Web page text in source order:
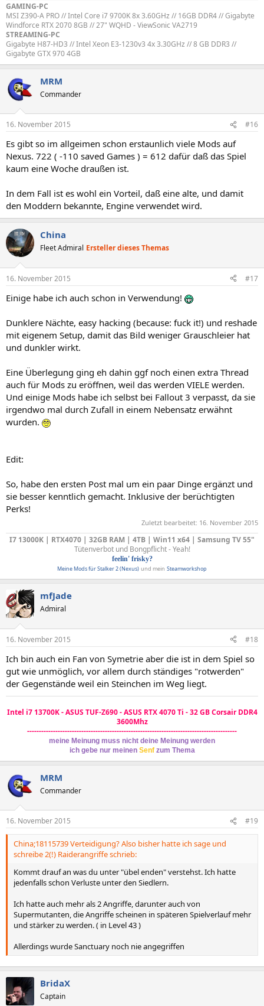
GAMING-PC
MSI Z390-A PRO // Intel Core i7 9700K 8x 3.60GHz // 16GB DDR4 // Gigabyte
Windforce RTX 2070 8GB // 27" WQHD - ViewSonic VA2719
STREAMING-PC
Gigabyte H87-HD3 // Intel Xeon E3-1230v3 4x 3.30GHz // 8 GB DDR3 //
Gigabyte GTX 970 4GB
MRM
Commander
16. November 2015 #16
Es gibt so im allgeimen schon erstaunlich viele Mods auf
Nexus. 722 ( -110 saved Games ) = 612 dafür daß das Spiel
kaum eine Woche draußen ist.
In dem Fall ist es wohl ein Vorteil, daß eine alte, und damit
den Moddern bekannte, Engine verwendet wird.
China
Fleet Admiral Ersteller dieses Themas
16. November 2015 #17
Einige habe ich auch schon in Verwendung!
Dunklere Nächte, easy hacking (because: fuck it!) und reshade
mit eigenem Setup, damit das Bild weniger Grauschleier hat
und dunkler wirkt.
Eine Überlegung ging eh dahin ggf noch einen extra Thread
auch für Mods zu eröffnen, weil das werden VIELE werden.
Und einige Mods habe ich selbst bei Fallout 3 verpasst, da sie
irgendwo mal durch Zufall in einem Nebensatz erwähnt
wurden.
Edit:
So, habe den ersten Post mal um ein paar Dinge ergänzt und
sie besser kenntlich gemacht. Inklusive der berüchtigten
Perks!
Zuletzt bearbeitet: 16. November 2015
I7 13000K | RTX4070 | 32GB RAM | 4TB | Win11 x64 | Samsung TV 55"
Tütenverbot und Bongpflicht - Yeah!
feelin' frisky?
Meine Mods für Stalker 2 (Nexus) und mein Steamworkshop
mfJade
Admiral
16. November 2015 #18
Ich bin auch ein Fan von Symetrie aber die ist in dem Spiel so
gut wie unmöglich, vor allem durch ständiges "rotwerden"
der Gegenstände weil ein Steinchen im Weg liegt.
Intel i7 13700K - ASUS TUF-Z690 - ASUS RTX 4070 Ti - 32 GB Corsair DDR4
3600Mhz
-----------------------------------------------------------------------------------------
meine Meinung muss nicht deine Meinung werden
ich gebe nur meinen Senf zum Thema
MRM
Commander
16. November 2015 #19
China;18115739 Verteidigung? Also bisher hatte ich sage und
schreibe 2(!) Raiderangriffe schrieb:
Kommt drauf an was du unter "übel enden" verstehst. Ich hatte
jedenfalls schon Verluste unter den Siedlern.
Ich hatte auch mehr als 2 Angriffe, darunter auch von
Supermutanten, die Angriffe scheinen in späteren Spielverlauf mehr
und stärker zu werden. ( in Level 43 )
Allerdings wurde Sanctuary noch nie angegriffen
BridaX
Captain